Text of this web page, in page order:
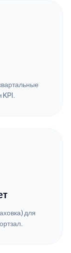
KPI.
для